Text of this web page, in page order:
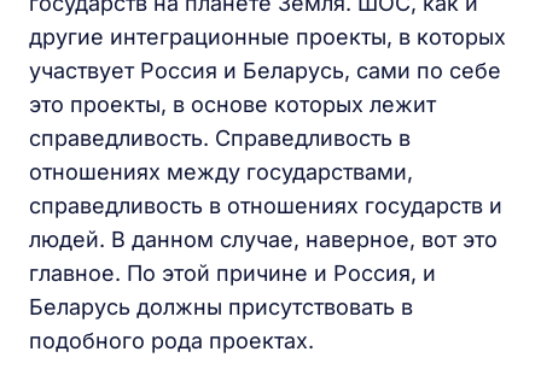
другие интеграционные проекты, в которых
участвует Россия и Беларусь, сами по себе
это проекты, в основе которых лежит
справедливость. Справедливость в
отношениях между государствами,
справедливость в отношениях государств и
людей. В данном случае, наверное, вот это
главное. По этой причине и Россия, и
Беларусь должны присутствовать в
подобного рода проектах.